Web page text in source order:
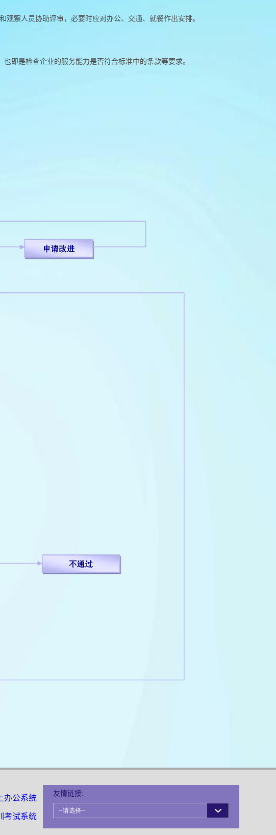
察人员协助评审，必要时应对办公、交通、就餐作出安排。
即是检查企业的服务能力是否符合标准中的条款等要求。
办公系统
考试系统
友情链接: